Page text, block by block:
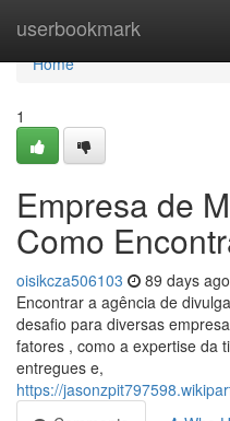
userbookmark
Home
Home
1
Empresa de
Como
oisikcza506103 89 days ago
Encontrar a agência de
desafio para diversas
fatores , como a expertise da
entregues e,
https://